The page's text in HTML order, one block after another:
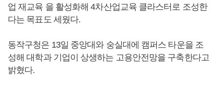
업 재교육 을 활성화해 4차산업교육 클라스터로 조성한
다는 목표도 세웠다.
동작구청은 13일 중앙대와 숭실대에 캠퍼스 타운을 조
성해 대학과 기업이 상생하는 고용안전망을 구축한다고
밝혔다.